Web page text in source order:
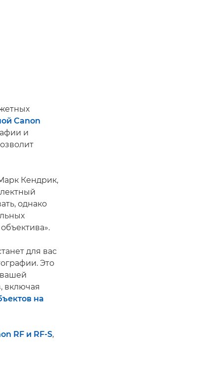
Canon
и
Кендрик,
однако
для вас
Это
включая
на
RF и RF-S,